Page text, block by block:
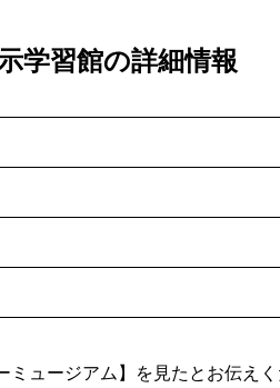
学習館の詳細情報
ュージアム】を見たとお伝え